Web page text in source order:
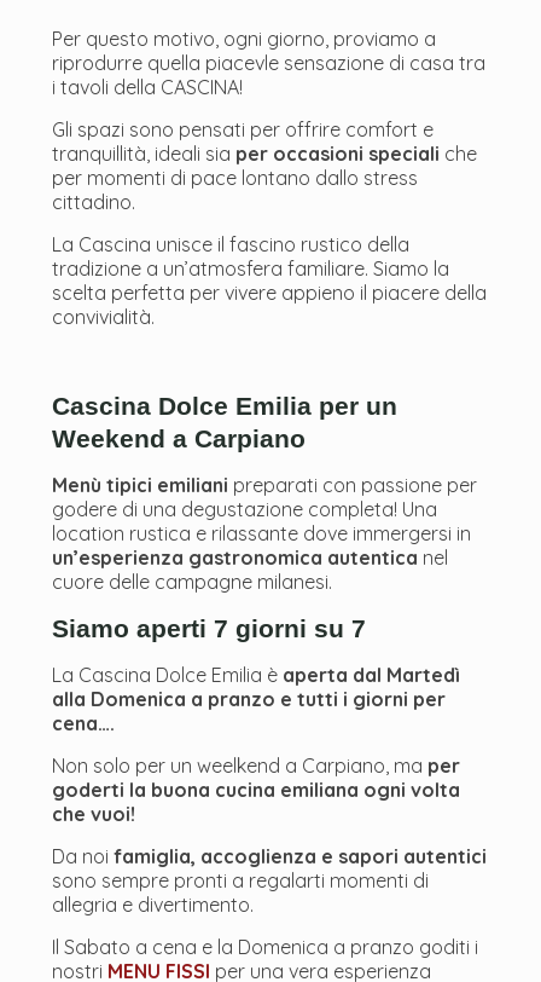
Per questo motivo, ogni giorno, proviamo a
riprodurre quella piacevle sensazione di casa tra
i tavoli della CASCINA!
Gli spazi sono pensati per offrire comfort e
tranquillità, ideali sia per occasioni speciali che
per momenti di pace lontano dallo stress
cittadino.
La Cascina unisce il fascino rustico della
tradizione a un’atmosfera familiare. Siamo la
scelta perfetta per vivere appieno il piacere della
convivialità.
Cascina Dolce Emilia per un
Weekend a Carpiano
Menù tipici emiliani preparati con passione per
godere di una degustazione completa! Una
location rustica e rilassante dove immergersi in
un’esperienza gastronomica autentica nel
cuore delle campagne milanesi.
Siamo aperti 7 giorni su 7
La Cascina Dolce Emilia è aperta dal Martedì
alla Domenica a pranzo e tutti i giorni per
cena….
Non solo per un weelkend a Carpiano, ma per
goderti la buona cucina emiliana ogni volta
che vuoi!
Da noi famiglia, accoglienza e sapori autentici
sono sempre pronti a regalarti momenti di
allegria e divertimento.
Il Sabato a cena e la Domenica a pranzo goditi i
nostri MENU FISSI per una vera esperienza